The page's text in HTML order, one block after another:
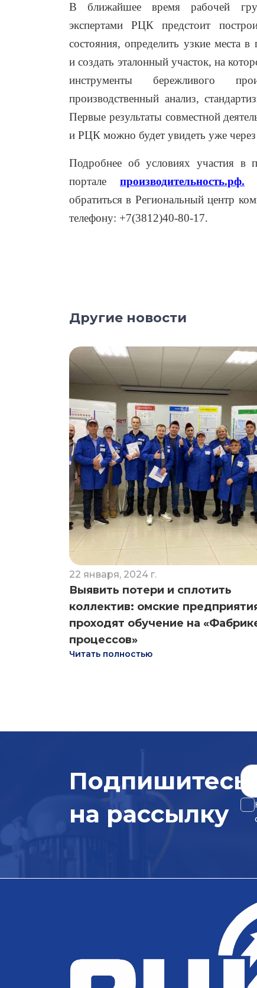
В ближайшее время рабочей
экспертами РЦК предстоит
состояния, определить узкие места в
и создать эталонный участок, на
инструменты бережливого
производственный анализ,
Первые результаты совместной
и РЦК можно будет увидеть уже через
Подробнее об условиях участия в
портале производительность.рф.
обратиться в Региональный центр
телефону: +7(3812)40-80-17.
Другие новости
22 января, 2024 г.
Выявить потери и сплотить
коллектив: омские
проходят обучение на
процессов»
Читать полностью
Подпишитесь
на рассылку